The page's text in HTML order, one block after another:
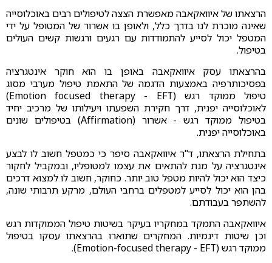
הרצאתו של איוואקאבה מאפשרת הצצה לטיפולים רבים באוכלוסייה
שאינה מוכרת לנו בדרך כלל, ולאופן בו אשרור של המטופל על ידי
המטפל יכול לסייע להתמודדות עם רגעים ורגשות קשים העולים
בטיפול.
בהרצאתו עסק איוואקאבה באופן בו הוא חוקר אינטגרציה
בפסיכותרפיה באמצעות הדגמה של התאמת טיפול מערבי מסוג
טיפול ממוקד רגש (Emotion focused therapy - EFT)
לאוכלוסייה יפנית, דרך חקירת השפעתו ויעילותו של מרכיב יחיד
בטיפול ממוקד רגש - אשרור (Affirmation) בטיפולים שונים
באוכלוסייה יפנית.
בתחילת הרצאתו, ד"ר איוואקאבה סיפר כי כמטפל חשוב לו לבצע
אינטגרציה על מנת להתאים את עצמו למטופליו, ובמקביל לחקור
כיצד הוא יכול להיות מטפל טוב יותר. כחוקר, חשוב לו למצוא דרכים
בהן הוא יכול לסייע למטפלים ברחבי העולם, מרקע תרבותי שונה,
להשתפר בעבודתם.
איוואקאבה התמקד במחקריו בעיקר בשיטות טיפול הממוקדות רגש
וכן שיטות דינמיות. המחקרים שתוארו בהרצאתו עסקו בטיפול
ממוקד רגש (Emotion-focused therapy - EFT).